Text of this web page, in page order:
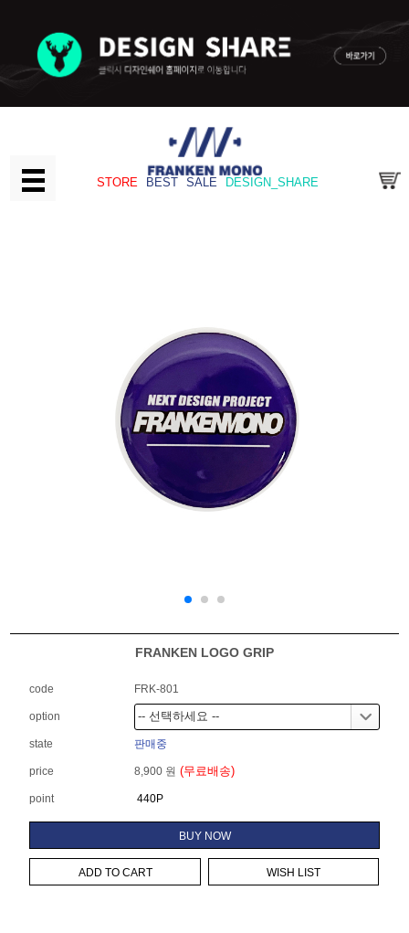
STORE BEST SALE DESIGN_SHARE
FRANKEN LOGO GRIP
code FRK-801
option
state 판매중
price 8,900 원 (무료배송)
point 440P
BUY NOW
ADD TO CART WISH LIST